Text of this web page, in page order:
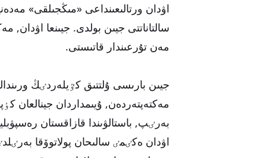
اۋدان ورتالىعىنداعى «مىڭجىلقى»
سالتاناتتى جيىن بولدى. جيىنعا
مەن تۇرعىندار قاتىستى.
جيىن بارىسى ۇلتتىق كٷيلەردٸڭ
مەكتەپتەردەن, ۇيىمداردان
بەرٸپ, باستالۋىندا قازاقستان
اۋدان ەكٸمٸ سالىحان پولاتوۆقا